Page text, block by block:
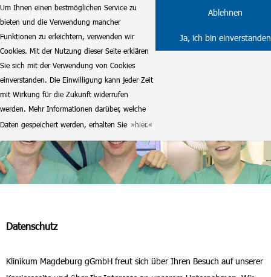
Um Ihnen einen bestmöglichen Service zu
bieten und die Verwendung mancher
Funktionen zu erleichtern, verwenden wir
Cookies. Mit der Nutzung dieser Seite erklären
Sie sich mit der Verwendung von Cookies
einverstanden. Die Einwilligung kann jeder Zeit
mit Wirkung für die Zukunft widerrufen
werden. Mehr Informationen darüber, welche
Daten gespeichert werden, erhalten Sie
hier.
Ablehnen
Ja, ich bin einverstanden
Datenschutz
Klinikum Magdeburg gGmbH freut sich über Ihren Besuch auf unserer